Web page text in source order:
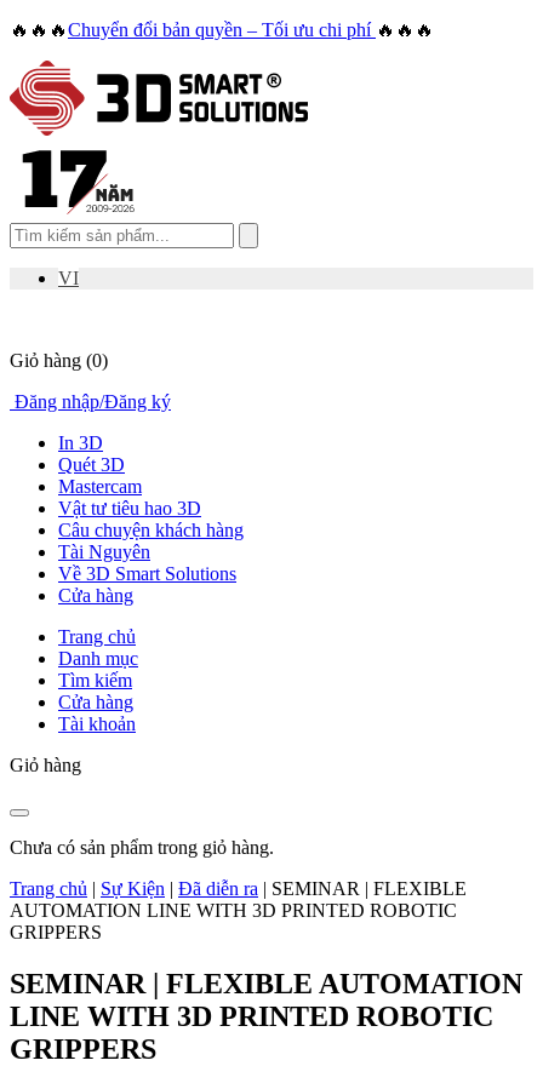
🔥🔥🔥Chuyển đổi bản quyền – Tối ưu chi phí 🔥🔥🔥
VI
Giỏ hàng (0)
Đăng nhập/Đăng ký
In 3D
Quét 3D
Mastercam
Vật tư tiêu hao 3D
Câu chuyện khách hàng
Tài Nguyên
Về 3D Smart Solutions
Cửa hàng
Trang chủ
Danh mục
Tìm kiếm
Cửa hàng
Tài khoản
Giỏ hàng
Chưa có sản phẩm trong giỏ hàng.
Trang chủ | Sự Kiện | Đã diễn ra | SEMINAR | FLEXIBLE
AUTOMATION LINE WITH 3D PRINTED ROBOTIC
GRIPPERS
SEMINAR | FLEXIBLE AUTOMATION
LINE WITH 3D PRINTED ROBOTIC
GRIPPERS